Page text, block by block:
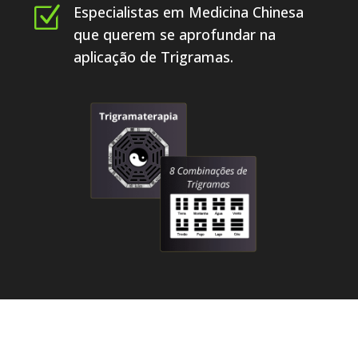
Z
Especialistas em Medicina Chinesa
que querem se aprofundar na
aplicação de Trigramas.